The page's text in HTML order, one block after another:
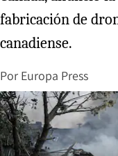
fabricación de
canadiense.
Por Europa Press